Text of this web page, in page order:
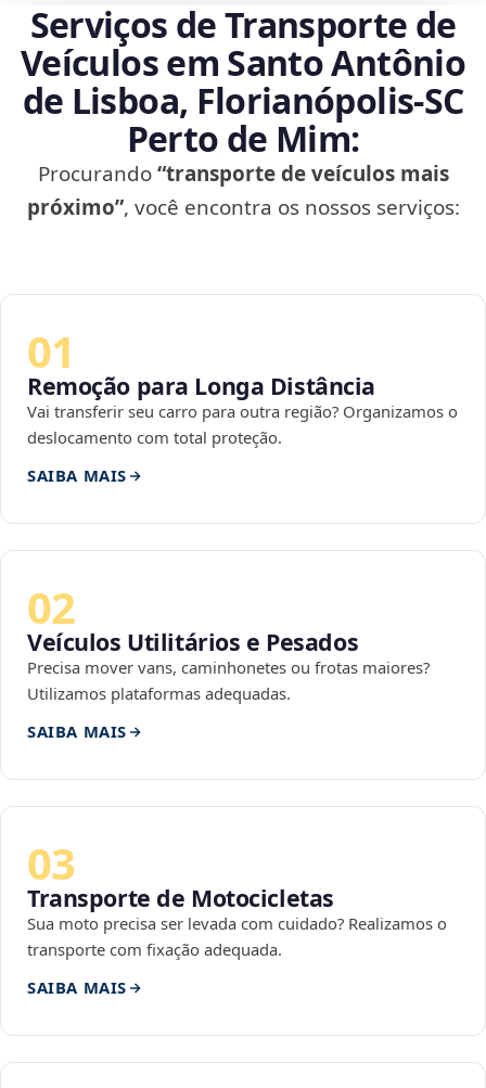
Serviços de Transporte de
Veículos em Santo Antônio
de Lisboa, Florianópolis‑SC
Perto de Mim:
Procurando“transporte de veículos mais
próximo”, você encontra os nossos serviços:
01
Remoção para Longa Distância
Vai transferir seu carro para outra região? Organizamos o
deslocamento com total proteção.
SAIBA MAIS
02
Veículos Utilitários e Pesados
Precisa mover vans, caminhonetes ou frotas maiores?
Utilizamos plataformas adequadas.
SAIBA MAIS
03
Transporte de Motocicletas
Sua moto precisa ser levada com cuidado? Realizamos o
transporte com fixação adequada.
SAIBA MAIS